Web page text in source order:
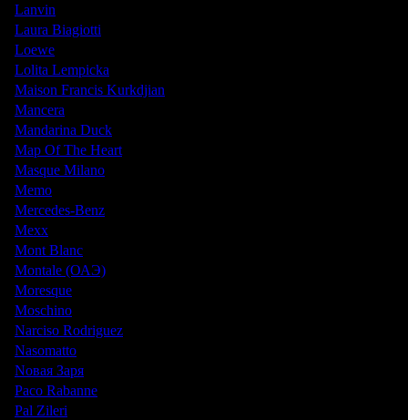
Lanvin
Laura Biagiotti
Loewe
Lolita Lempicka
Maison Francis Kurkdjian
Mancera
Mandarina Duck
Map Of The Heart
Masque Milano
Memo
Mercedes-Benz
Mexx
Mont Blanc
Montale (ОАЭ)
Moresque
Moschino
Narciso Rodriguez
Nasomatto
Nовая Заря
Paco Rabanne
Pal Zileri